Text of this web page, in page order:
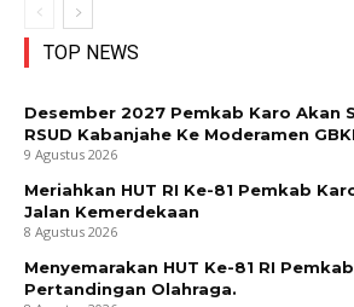
TOP NEWS
Desember 2027 Pemkab Karo Akan
RSUD Kabanjahe Ke Moderamen
9 Agustus 2026
Meriahkan HUT RI Ke-81 Pemkab
Jalan Kemerdekaan
8 Agustus 2026
Menyemarakan HUT Ke-81 RI
Pertandingan Olahraga.